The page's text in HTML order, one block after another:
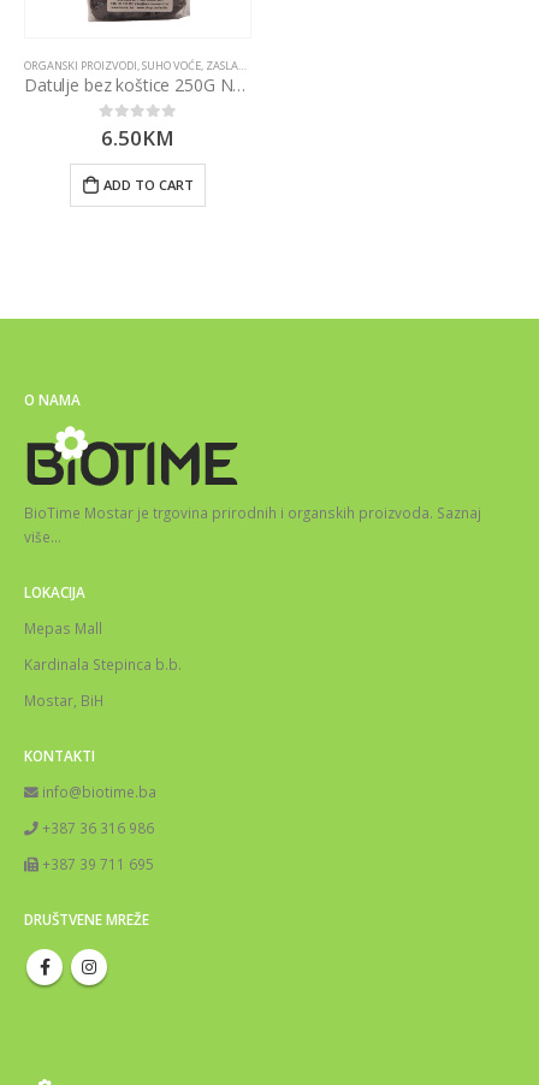
ORGANSKI PROIZVODI,SUHO VOĆE, ZASLAĐIVAČI
Datulje bez koštice 250G Nutrigold
0out of 5
6.50KM
ADD TO CART
O NAMA
BioTime Mostar je trgovina prirodnih i organskih proizvoda. Saznaj
više…
LOKACIJA
Mepas Mall
Kardinala Stepinca b.b.
Mostar, BiH
KONTAKTI
info@biotime.ba
+387 36 316 986
+387 39 711 695
DRUŠTVENE MREŽE